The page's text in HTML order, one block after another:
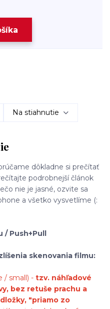
Na stiahnutie
dôkladne si prečítať
podrobnejší článok
nie je jasné, ozvite sa
a všetko vysvetlíme (:
/ Push+Pull
skenovania filmu:
/ small) - tzv. náhľadové
bez retuše prachu a
"priamo zo